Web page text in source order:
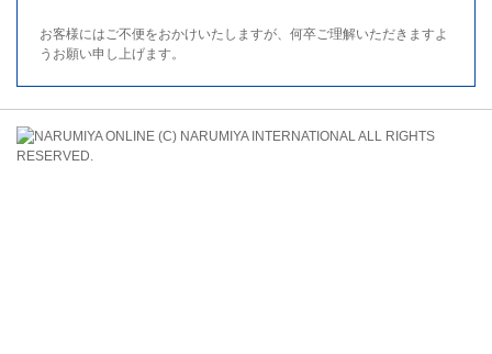
お客様にはご不便をおかけいたしますが、何卒ご理解いただきますよ
うお願い申し上げます。